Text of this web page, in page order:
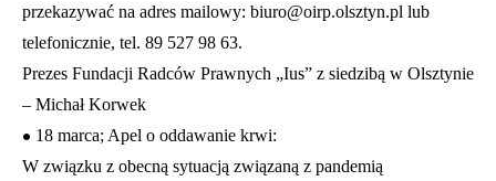
przekazywać na adres mailowy: biuro@oirp.olsztyn.pl lub
telefonicznie, tel. 89 527 98 63.
Prezes Fundacji Radców Prawnych „Ius” z siedzibą w Olsztynie
– Michał Korwek
• 18 marca; Apel o oddawanie krwi:
W związku z obecną sytuacją związaną z pandemią